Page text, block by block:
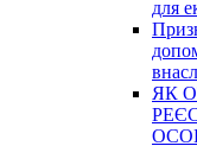
для
ЯК